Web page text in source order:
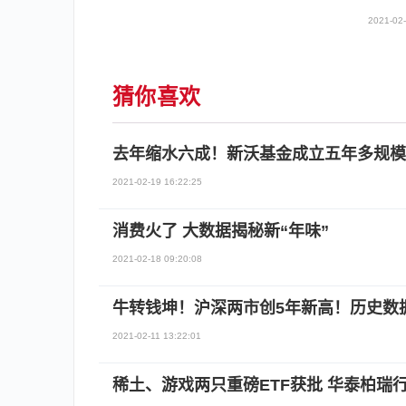
2021-
猜你喜欢
去年缩水六成！新沃基金成立五年多规
2021-02-19 16:22:25
消费火了 大数据揭秘新“年味”
2021-02-18 09:20:08
牛转钱坤！沪深两市创5年新高！历史数
2021-02-11 13:22:01
稀土、游戏两只重磅ETF获批 华泰柏瑞